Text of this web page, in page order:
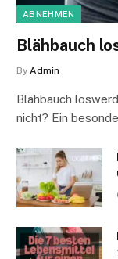
ABNEHMEN
Blähbauch
By Admin
Blähbauch
nicht? Ein